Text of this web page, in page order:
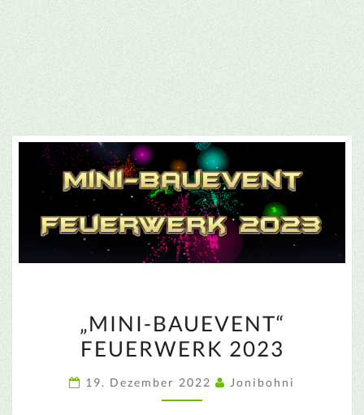
BAUEVENT“
FEUERWERK
„MINI-BAUEVENT“
FEUERWERK 2023
19. Dezember 2022 Jonibohni